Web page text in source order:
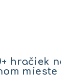
hračiek
mieste